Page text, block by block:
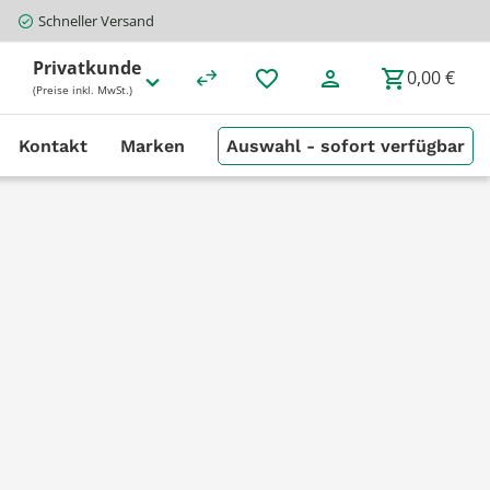
Schneller Versand
Privatkunde
(Preise inkl. MwSt.) 0,00 €
Kontakt Marken Auswahl - sofort verfügbar